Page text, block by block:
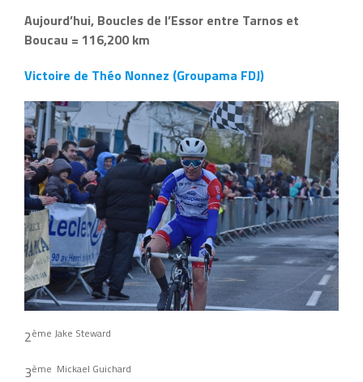
Aujourd’hui, Boucles de l’Essor entre Tarnos et
Boucau = 116,200 km
Victoire de Théo Nonnez (Groupama FDJ)
2ème Jake Steward
3ème Mickael Guichard